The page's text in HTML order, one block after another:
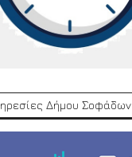
Δήμου Σοφάδων